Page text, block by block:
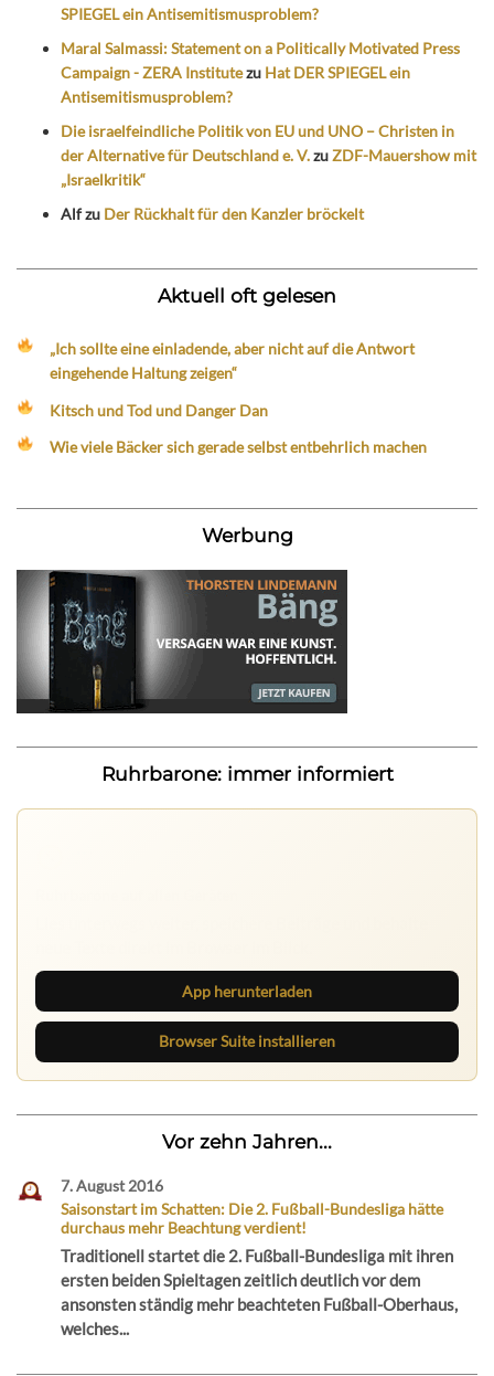
SPIEGEL ein Antisemitismusproblem?
Maral Salmassi: Statement on a Politically Motivated Press
Campaign - ZERA Institutezu Hat DER SPIEGEL ein
Antisemitismusproblem?
Die israelfeindliche Politik von EU und UNO – Christen in
der Alternative für Deutschland e. V.zuZDF-Mauershow mit
„Israelkritik“
Alfzu Der Rückhalt für den Kanzler bröckelt
Aktuell oft gelesen
„Ich sollte eine einladende, aber nicht auf die Antwort
eingehende Haltung zeigen“
Kitsch und Tod und Danger Dan
Wie viele Bäcker sich gerade selbst entbehrlich machen
Werbung
Ruhrbarone: immer informiert
App herunterladen
Browser Suite installieren
Vor zehn Jahren...
7. August 2016
Saisonstart im Schatten: Die 2. Fußball-Bundesliga hätte
durchaus mehr Beachtung verdient!
Traditionell startet die 2. Fußball-Bundesliga mit ihren
ersten beiden Spieltagen zeitlich deutlich vor dem
ansonsten ständig mehr beachteten Fußball-Oberhaus,
welches...